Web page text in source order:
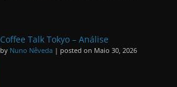
Coffee Talk Tokyo – Análise
by Nuno Nêveda | posted on Maio 30, 2026